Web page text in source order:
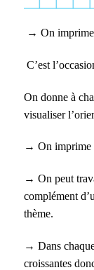
→ On
C’est
On donne à
visualiser
→ On imprime
→ On peut
complément
thème.
→ Dans
croissantes